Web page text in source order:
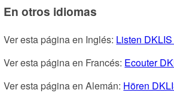
En otros idiomas
Ver esta página en Inglés: Listen
Ver esta página en Francés: Ecouter
Ver esta página en Alemán: Hören